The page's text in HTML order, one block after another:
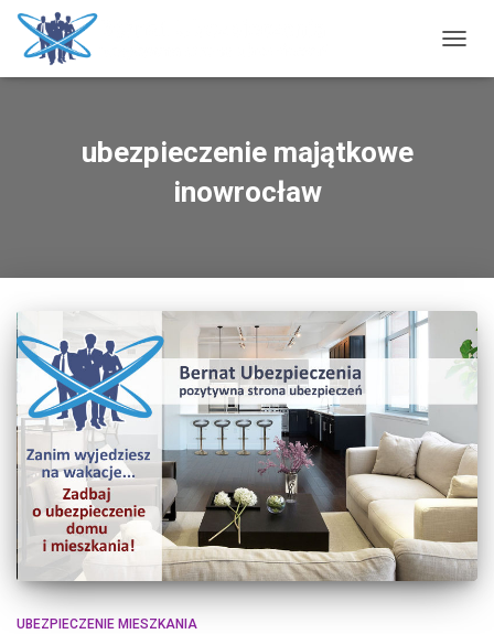
ubezpieczenie majątkowe
inowrocław
UBEZPIECZENIE MIESZKANIA